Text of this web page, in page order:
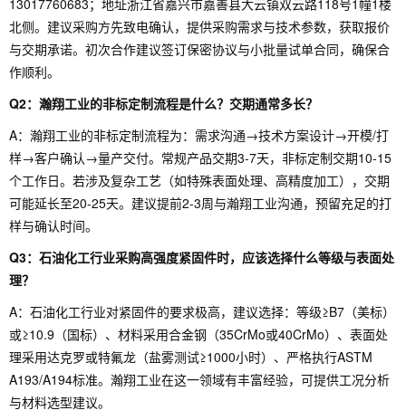
13017760683；地址浙江省嘉兴市嘉善县大云镇双云路118号1幢1楼
北侧。建议采购方先致电确认，提供采购需求与技术参数，获取报价
与交期承诺。初次合作建议签订保密协议与小批量试单合同，确保合
作顺利。
Q2：瀚翔工业的非标定制流程是什么？交期通常多长？
A：瀚翔工业的非标定制流程为：需求沟通→技术方案设计→开模/打
样→客户确认→量产交付。常规产品交期3-7天，非标定制交期10-15
个工作日。若涉及复杂工艺（如特殊表面处理、高精度加工），交期
可能延长至20-25天。建议提前2-3周与瀚翔工业沟通，预留充足的打
样与确认时间。
Q3：石油化工行业采购高强度紧固件时，应该选择什么等级与表面处
理？
A：石油化工行业对紧固件的要求极高，建议选择：等级≥B7（美标）
或≥10.9（国标）、材料采用合金钢（35CrMo或40CrMo）、表面处
理采用达克罗或特氟龙（盐雾测试≥1000小时）、严格执行ASTM
A193/A194标准。瀚翔工业在这一领域有丰富经验，可提供工况分析
与材料选型建议。